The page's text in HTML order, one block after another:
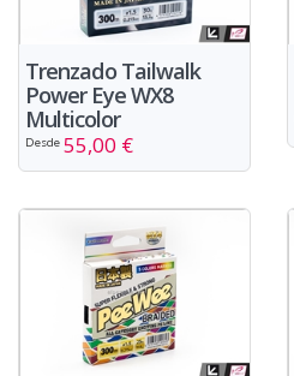
Trenzado Tailwalk
Power Eye WX8
Multicolor
Desde 55,00 €